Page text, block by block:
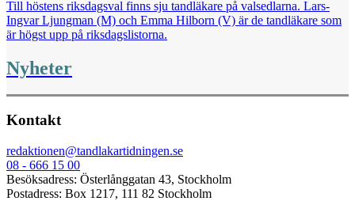
Till höstens riksdagsval finns sju tandläkare på valsedlarna. Lars-
Ingvar Ljungman (M) och Emma Hilborn (V) är de tandläkare som
är högst upp på riksdagslistorna.
Nyheter
Kontakt
redaktionen@tandlakartidningen.se
08 - 666 15 00
Besöksadress: Österlånggatan 43, Stockholm
Postadress: Box 1217, 111 82 Stockholm